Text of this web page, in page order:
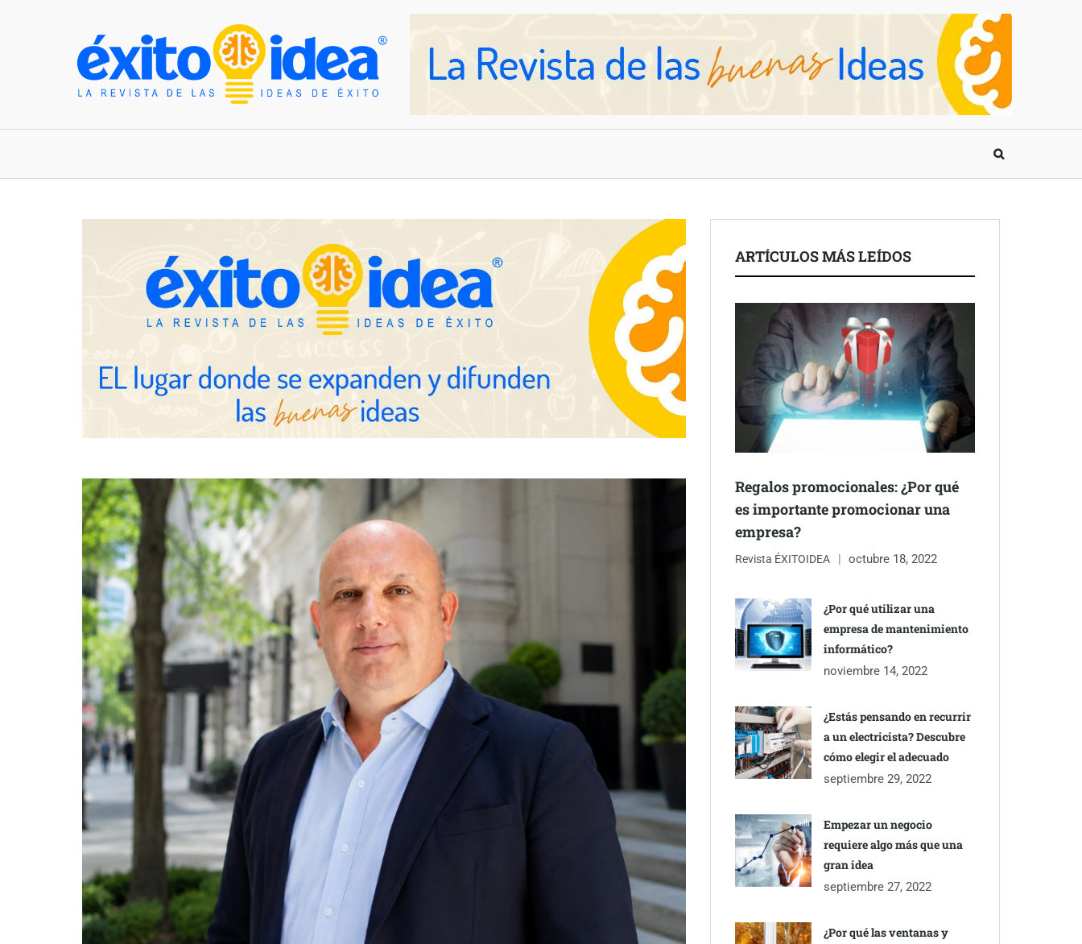
ARTÍCULOS MÁS LEÍDOS
Regalos promocionales: ¿Por qué
es importante promocionar una
empresa?
Revista ÉXITOIDEA octubre 18, 2022
¿Por qué utilizar una
empresa de mantenimiento
informático?
noviembre 14, 2022
¿Estás pensando en recurrir
a un electricista? Descubre
cómo elegir el adecuado
septiembre 29, 2022
Empezar un negocio
requiere algo más que una
gran idea
septiembre 27, 2022
¿Por qué las ventanas y